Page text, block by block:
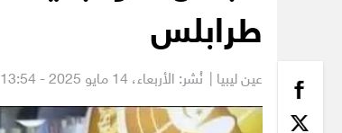
طرابلس
عين ليبيا | نُشر: الأربعاء،